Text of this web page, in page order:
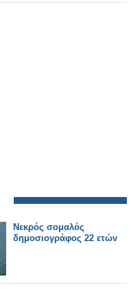
Νεκρός σομαλός
δημοσιογράφος 22 ετών